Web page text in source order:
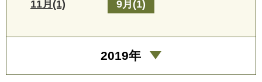
11月(1) 9月(1)
2019年